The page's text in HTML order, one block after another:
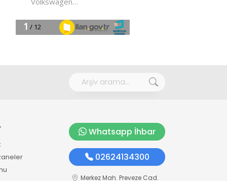
Whatsapp İhbar
02624134300
Merkez Mah. Preveze Cad.